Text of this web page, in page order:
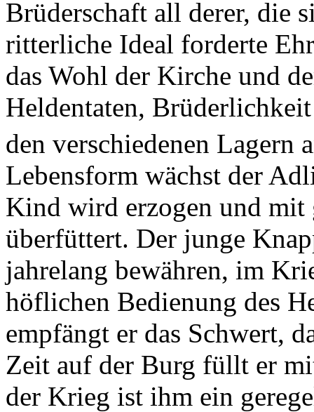
Brüder­schaft all derer, die
ritterliche Ideal forderte
das Wohl der Kirche und
Heldentaten,
den verschiedenen Lagern
Lebensform wächst der
Kind wird erzogen und
überfüttert. Der junge
jahrelang bewähren, im
höflichen Bedienung des
empfängt er das Schwert,
Zeit auf der Burg füllt er
der Krieg ist ihm ein